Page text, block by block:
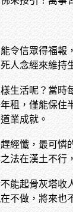
令信眾得福報
人念經來維持
生活呢？當時
租，僅能保
業成就。
經懺，最可憐
法在漢土不行
能起骨灰塔收
不做，將來也